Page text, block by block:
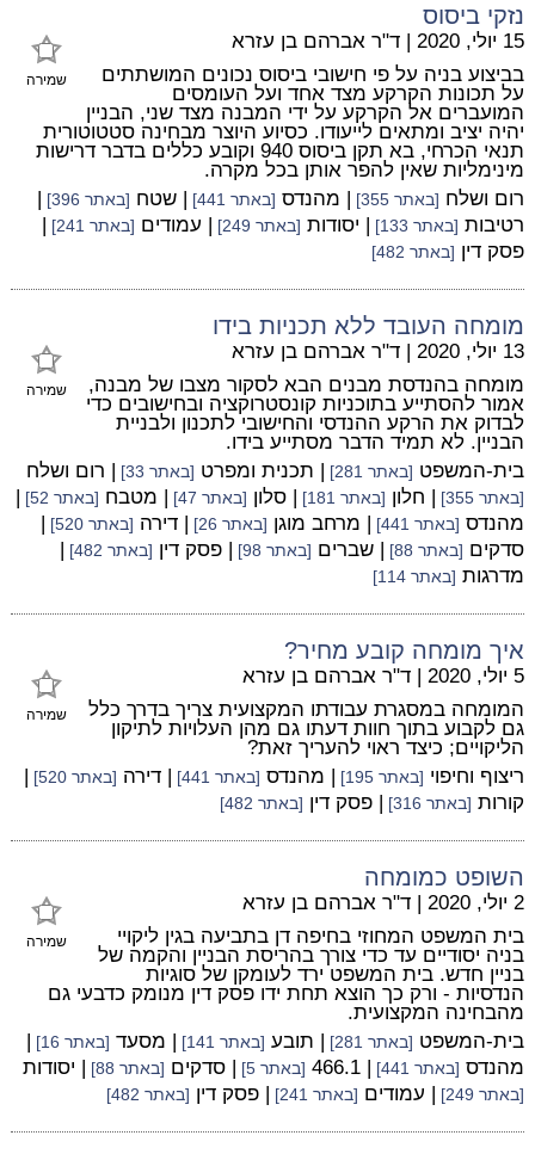
נזקי ביסוס
שמירה
15 יולי, 2020 | ד"ר אברהם בן עזרא
בביצוע בניה על פי חישובי ביסוס נכונים המושתתים
על תכונות הקרקע מצד אחד ועל העומסים
המועברים אל הקרקע על ידי המבנה מצד שני, הבניין
יהיה יציב ומתאים לייעודו. כסיוע היוצר מבחינה סטטוטורית
תנאי הכרחי, בא תקן ביסוס 940 וקובע כללים בדבר דרישות
מינימליות שאין להפר אותן בכל מקרה.
רום ושלח [באתר 355] | מהנדס [באתר 441] | שטח [באתר 396]
|
רטיבות [באתר 133] | יסודות [באתר 249] | עמודים [באתר 241]
|
פסק דין [באתר 482]
מומחה העובד ללא תכניות בידו
שמירה
13 יולי, 2020 | ד"ר אברהם בן עזרא
מומחה בהנדסת מבנים הבא לסקור מצבו של מבנה,
אמור להסתייע בתוכניות קונסטרוקציה ובחישובים כדי
לבדוק את הרקע ההנדסי והחישובי לתכנון ולבניית
הבניין. לא תמיד הדבר מסתייע בידו.
בית-המשפט [באתר 281] | תכנית ומפרט [באתר 33] | רום ושלח
[באתר 355] | חלון [באתר 181] | סלון [באתר 47] | מטבח [באתר 52]
|
מהנדס [באתר 441] | מרחב מוגן [באתר 26] | דירה [באתר 520]
|
סדקים [באתר 88] | שברים [באתר 98] | פסק דין [באתר 482]
|
מדרגות [באתר 114]
איך מומחה קובע מחיר?
שמירה
5 יולי, 2020 | ד"ר אברהם בן עזרא
המומחה במסגרת עבודתו המקצועית צריך בדרך כלל
גם לקבוע בתוך חוות דעתו גם מהן העלויות לתיקון
הליקויים; כיצד ראוי להעריך זאת?
ריצוף וחיפוי [באתר 195] | מהנדס [באתר 441] | דירה [באתר 520]
|
קורות [באתר 316] | פסק דין [באתר 482]
השופט כמומחה
שמירה
2 יולי, 2020 | ד"ר אברהם בן עזרא
בית המשפט המחוזי בחיפה דן בתביעה בגין ליקויי
בניה יסודיים עד כדי צורך בהריסת הבניין והקמה של
בניין חדש. בית המשפט ירד לעומקן של סוגיות
הנדסיות - ורק כך הוצא תחת ידו פסק דין מנומק כדבעי גם
מהבחינה המקצועית.
בית-המשפט [באתר 281] | תובע [באתר 141] | מסעד [באתר 16]
|
מהנדס [באתר 441] | 466.1 [באתר 5] | סדקים [באתר 88] | יסודות
[באתר 249] | עמודים [באתר 241] | פסק דין [באתר 482]